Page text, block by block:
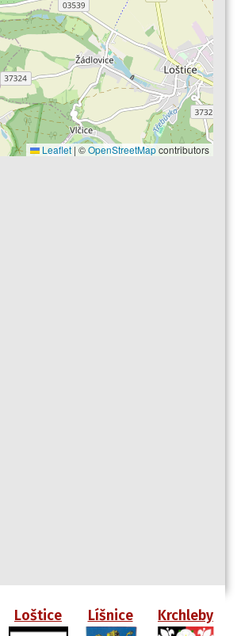
Leaflet | ©OpenStreetMapcontributors
Loštice Líšnice Krchleby